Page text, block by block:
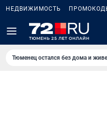
НЕДВИЖИМОСТЬ
Тюменец остался без дома и